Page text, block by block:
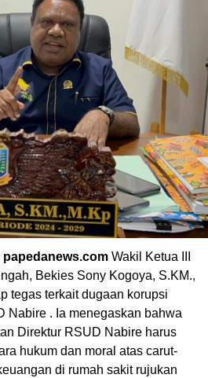
papedanews.com Wakil Ketua III
Bekies Sony Kogoya, S.KM.,
tegas terkait dugaan korupsi
Nabire . Ia menegaskan bahwa
Direktur RSUD Nabire harus
hukum dan moral atas carut-
di rumah sakit rujukan